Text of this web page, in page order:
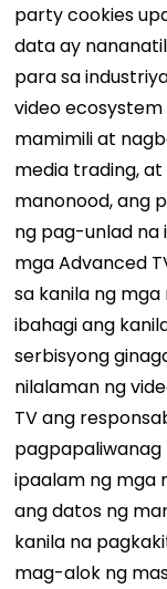
party cookies
data ay
para sa
video
mamimili at
media trading,
manonood, ang
ng pag-unlad na
mga Advanced
sa kanila ng
ibahagi ang
serbisyong
nilalaman ng
TV ang
pagpapaliwanag
ipaalam ng mga
ang datos ng
kanila na
mag-alok ng